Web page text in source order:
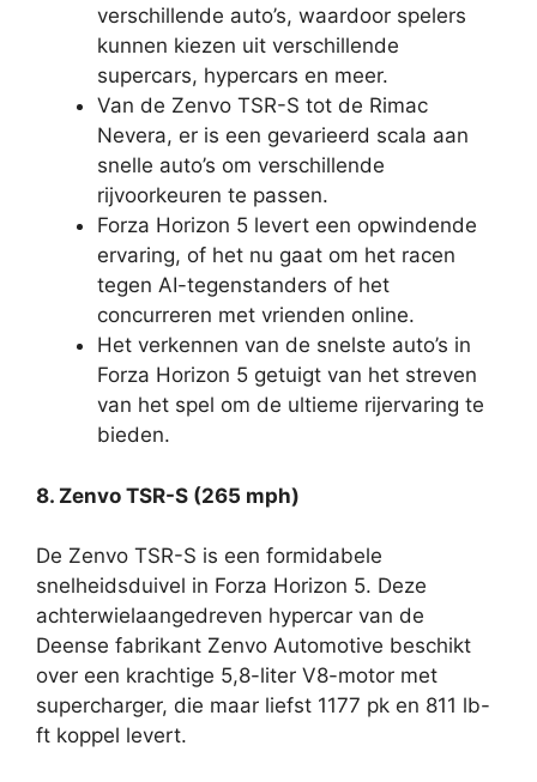
verschillende auto’s, waardoor spelers
kunnen kiezen uit verschillende
supercars, hypercars en meer.
Van de Zenvo TSR-S tot de Rimac
Nevera, er is een gevarieerd scala aan
snelle auto’s om verschillende
rijvoorkeuren te passen.
Forza Horizon 5 levert een opwindende
ervaring, of het nu gaat om het racen
tegen AI-tegenstanders of het
concurreren met vrienden online.
Het verkennen van de snelste auto’s in
Forza Horizon 5 getuigt van het streven
van het spel om de ultieme rijervaring te
bieden.
8. Zenvo TSR-S (265 mph)
De Zenvo TSR-S is een formidabele
snelheidsduivel in Forza Horizon 5. Deze
achterwielaangedreven hypercar van de
Deense fabrikant Zenvo Automotive beschikt
over een krachtige 5,8-liter V8-motor met
supercharger, die maar liefst 1177 pk en 811 lb-
ft koppel levert.